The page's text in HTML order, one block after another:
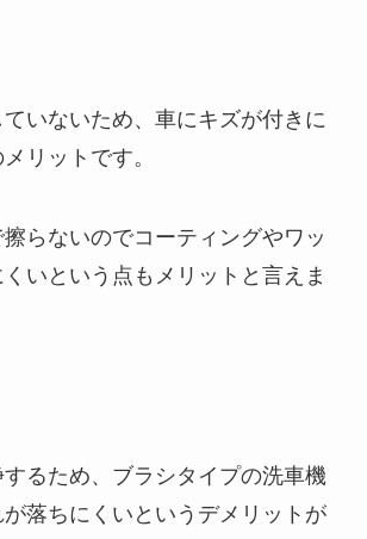
いないため、車にキズが付きに
リットです。
らないのでコーティングやワッ
いという点もメリットと言えま
るため、ブラシタイプの洗車機
落ちにくいというデメリットが